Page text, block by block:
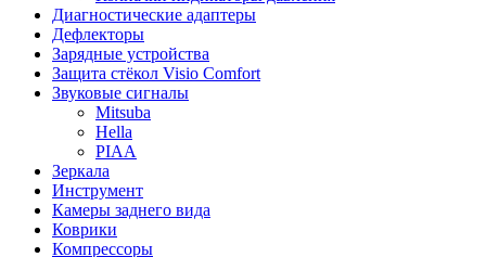
Диагностические адаптеры
Дефлекторы
Зарядные устройства
Защита стёкол Visio Comfort
Звуковые сигналы
Mitsuba
Hella
PIAA
Зеркала
Инструмент
Камеры заднего вида
Коврики
Компрессоры